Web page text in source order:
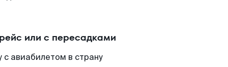
или с пересадками
авиабилетом в страну